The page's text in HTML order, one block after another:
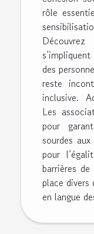
rôle
des
reste
inclusive.
Les
pour
sourdes
pour
barrières
place
en langue